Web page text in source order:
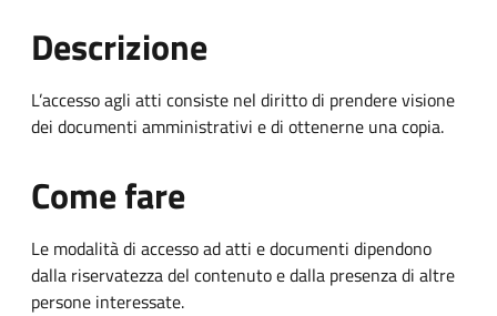
Descrizione
L’accesso agli atti consiste nel diritto di prendere visione
dei documenti amministrativi e di ottenerne una copia.
Come fare
Le modalità di accesso ad atti e documenti dipendono
dalla riservatezza del contenuto e dalla presenza di altre
persone interessate.